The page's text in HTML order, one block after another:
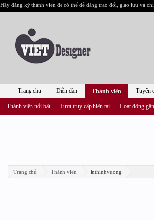
Hãy đăng ký thành viên để có thể dễ dàng trao đổi, giao lưu và
Trang chủ Thành viên inthinhvuong
Trang chủ Diễn đàn Thành viên
Thành viên nổi bật Lượt truy cập hiện tại Hoạt động
Tuyển